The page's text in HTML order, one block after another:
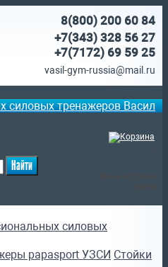
8(800) 200 60 84
+7(343) 328 56 27
+7(7172) 69 59 25
vasil-gym-russia@mail.ru
силовых тренажеров Васил
силовых
papasport УЗСИ Стойки